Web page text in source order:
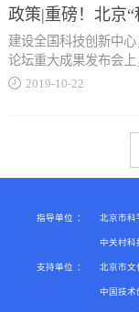
人工智能系统、人工智
集项目时间为2019 年1
期内项目已开工但未
后纳入下一年度申报
区节能专项资金申请表
算报告、结算明细清
精神，不断增强企业诚
开展北京市诚信企业
术企业协会（以下简
得“诚信创建企业”称
位、各会员单位按照
通过后需快递承诺书
活动组织北京市诚信
织会员单位自愿开展
用档案、组织企业信
经营，生产经营状况
政策|重磅！北京“
建设全国科技创新中
论坛重大成果发布会
技体制改革 加快推进
态，共涵盖30条改革
城一区”依法推进审批
的企业投资项目承诺
技术标准规范等...
纳入代表作范围；将
流程，压缩审批时间
2019-10-22
指导单位 ： 北京市科
中关村科
支持单位 ： 北京市文
中国技术